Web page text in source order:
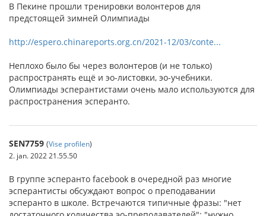
В Пекине прошли тренировки волонтеров для
предстоящей зимней Олимпиады
http://espero.chinareports.org.cn/2021-12/03/conte...
Неплохо было бы через волонтеров (и не только)
распространять ещё и эо-листовки, эо-учебники.
Олимпиады эсперантистами очень мало используются для
распространения эсперанто.
SEN7759 (Vise profilen)
2. jan. 2022 21.55.50
В группе эсперанто facebook в очередной раз многие
эсперантисты обсуждают вопрос о преподавании
эсперанто в школе. Встречаются типичные фразы: "нет